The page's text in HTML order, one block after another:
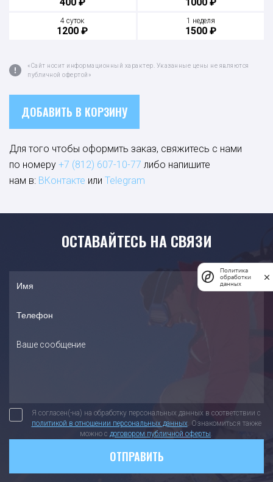
4 суток
1200 ₽
1 неделя
1500 ₽
«Сайт носит информационный характер. Указанные цены не являются
публичной офертой»
ДОБАВИТЬ В КОРЗИНУ
Для того чтобы оформить заказ, свяжитесь с нами
по номеру +7 (812) 607-10-77 либо напишите
нам в: ВКонтакте или Telegram
ОСТАВАЙТЕСЬ НА СВЯЗИ
Я согласен(-на) на обработку персональных данных в соответствии с
политикой в отношении персональных данных. Ознакомиться также
можно с договором публичной оферты.
ОТПРАВИТЬ
Политика
обработки
данных